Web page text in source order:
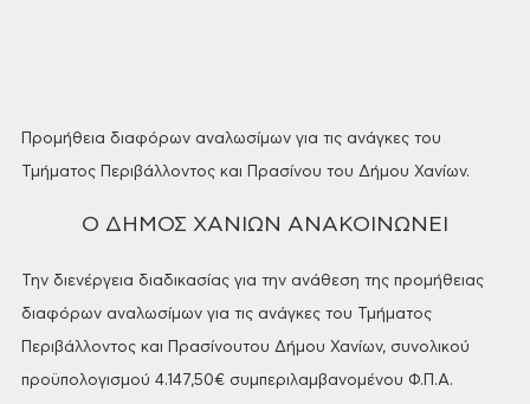
Προμήθεια διαφόρων αναλωσίμων για τις ανάγκες του
Τμήματος Περιβάλλοντος και Πρασίνου του Δήμου Χανίων.
Ο ΔΗΜΟΣ ΧΑΝΙΩΝ ΑΝΑΚΟΙΝΩΝΕΙ
Την διενέργεια διαδικασίας για την ανάθεση της προμήθειας
διαφόρων αναλωσίμων για τις ανάγκες του Τμήματος
Περιβάλλοντος και Πρασίνουτου Δήμου Χανίων, συνολικού
προϋπολογισμού 4.147,50€ συμπεριλαμβανομένου Φ.Π.Α.